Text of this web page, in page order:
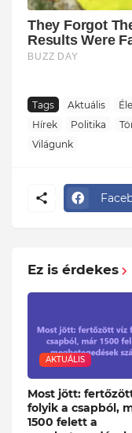
Tags Aktuális
Hírek
Politika
Világunk
Ez is érdekes
AKTUÁLIS
Most jött:
folyik a csapból,
1500 felett a